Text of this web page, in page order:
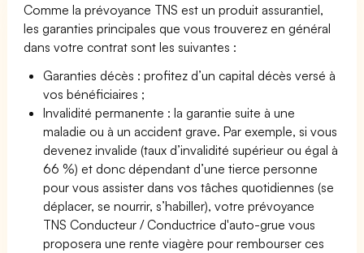
Comme la prévoyance TNS est un produit assurantiel,
les garanties principales que vous trouverez en général
dans votre contrat sont les suivantes :
Garanties décès : profitez d’un capital décès versé à
vos bénéficiaires ;
Invalidité permanente : la garantie suite à une
maladie ou à un accident grave. Par exemple, si vous
devenez invalide (taux d’invalidité supérieur ou égal à
66 %) et donc dépendant d’une tierce personne
pour vous assister dans vos tâches quotidiennes (se
déplacer, se nourrir, s’habiller), votre prévoyance
TNS Conducteur / Conductrice d'auto-grue vous
proposera une rente viagère pour rembourser ces